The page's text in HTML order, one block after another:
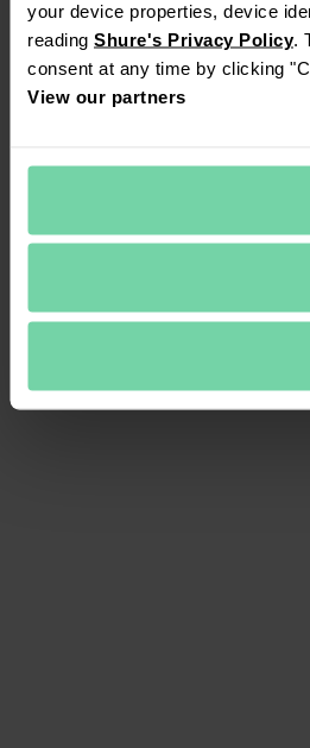
your device properties, device
reading Shure's Privacy Policy.
consent at any time by clicking
View our partners